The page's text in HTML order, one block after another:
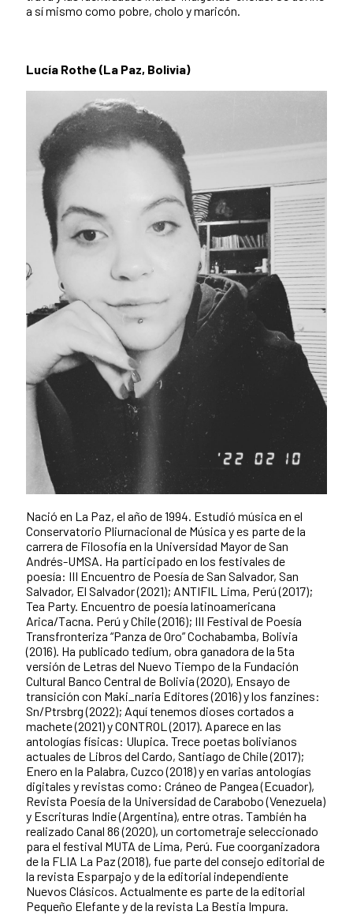
a sí mismo como pobre, cholo y maricón.
Lucía Rothe (La Paz, Bolivia)
Nació en La Paz, el año de 1994. Estudió música en el
Conservatorio Pliurnacional de Música y es parte de la
carrera de Filosofía en la Universidad Mayor de San
Andrés-UMSA. Ha participado en los festivales de
poesía: III Encuentro de Poesía de San Salvador, San
Salvador, El Salvador (2021); ANTIFIL Lima, Perú (2017);
Tea Party. Encuentro de poesía latinoamericana
Arica/Tacna. Perú y Chile (2016); III Festival de Poesía
Transfronteriza “Panza de Oro” Cochabamba, Bolivia
(2016). Ha publicado tedium, obra ganadora de la 5ta
versión de Letras del Nuevo Tiempo de la Fundación
Cultural Banco Central de Bolivia (2020), Ensayo de
transición con Maki_naria Editores (2016) y los fanzines:
Sn/Ptrsbrg (2022); Aquí tenemos dioses cortados a
machete (2021) y CONTROL (2017). Aparece en las
antologías físicas: Ulupica. Trece poetas bolivianos
actuales de Libros del Cardo, Santiago de Chile (2017);
Enero en la Palabra, Cuzco (2018) y en varias antologías
digitales y revistas como: Cráneo de Pangea (Ecuador),
Revista Poesía de la Universidad de Carabobo (Venezuela)
y Escrituras Indie (Argentina), entre otras. También ha
realizado Canal 86 (2020), un cortometraje seleccionado
para el festival MUTA de Lima, Perú. Fue coorganizadora
de la FLIA La Paz (2018), fue parte del consejo editorial de
la revista Esparpajo y de la editorial independiente
Nuevos Clásicos. Actualmente es parte de la editorial
Pequeño Elefante y de la revista La Bestia Impura.